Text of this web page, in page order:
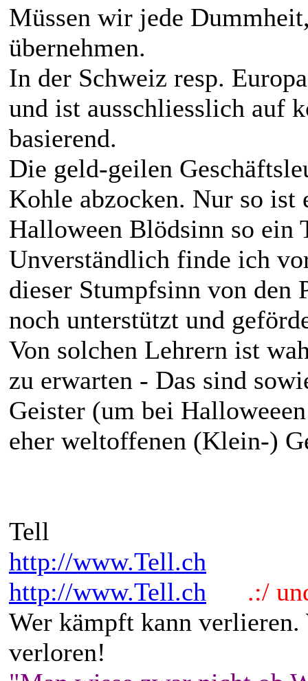
Müssen wir jede
übernehmen.
In der Schweiz resp.
und ist ausschliesslich auf
basierend.
Die geld-geilen
Kohle abzocken. Nur so ist
Halloween Blödsinn so
Unverständlich finde ich
dieser Stumpfsinn von den
noch unterstützt und
Von solchen Lehrern ist
zu erwarten - Das sind
Geister (um bei
eher weltoffenen (Klein-)
Tell
http://www.Tell.ch
http://www.Tell.ch
.:/
Wer kämpft kann
verloren!